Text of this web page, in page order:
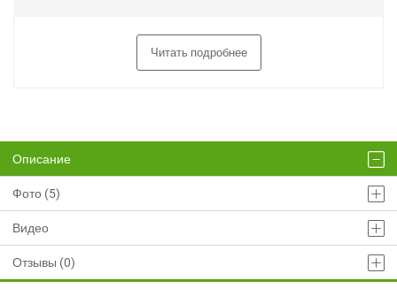
Читать подробнее
Описание
Фото (5)
Видео
Отзывы (0)